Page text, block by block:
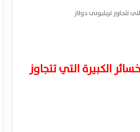
تتجاوز تريليوني دولار
الكبيرة التي تتجاوز